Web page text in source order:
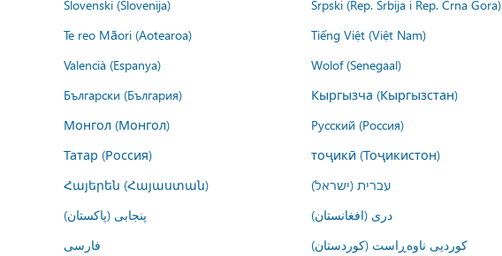
Slovenski (Slovenija)
Srpski (Rep. Srbija i Rep. Crna Gora)
Te reo Māori (Aotearoa)
Tiếng Việt (Việt Nam)
Valencià (Espanya)
Wolof (Senegaal)
Български (България)
Кыргызча (Кыргызстан)
Монгол (Монгол)
Русский (Россия)
Татар (Россия)
тоҷикӣ (Тоҷикистон)
Հայերեն (Հայաստան)
עברית (ישראל)
پنجابی (پاکستان)
درى (افغانستان)
فارسى
کوردیی ناوەڕاست (کوردستان)